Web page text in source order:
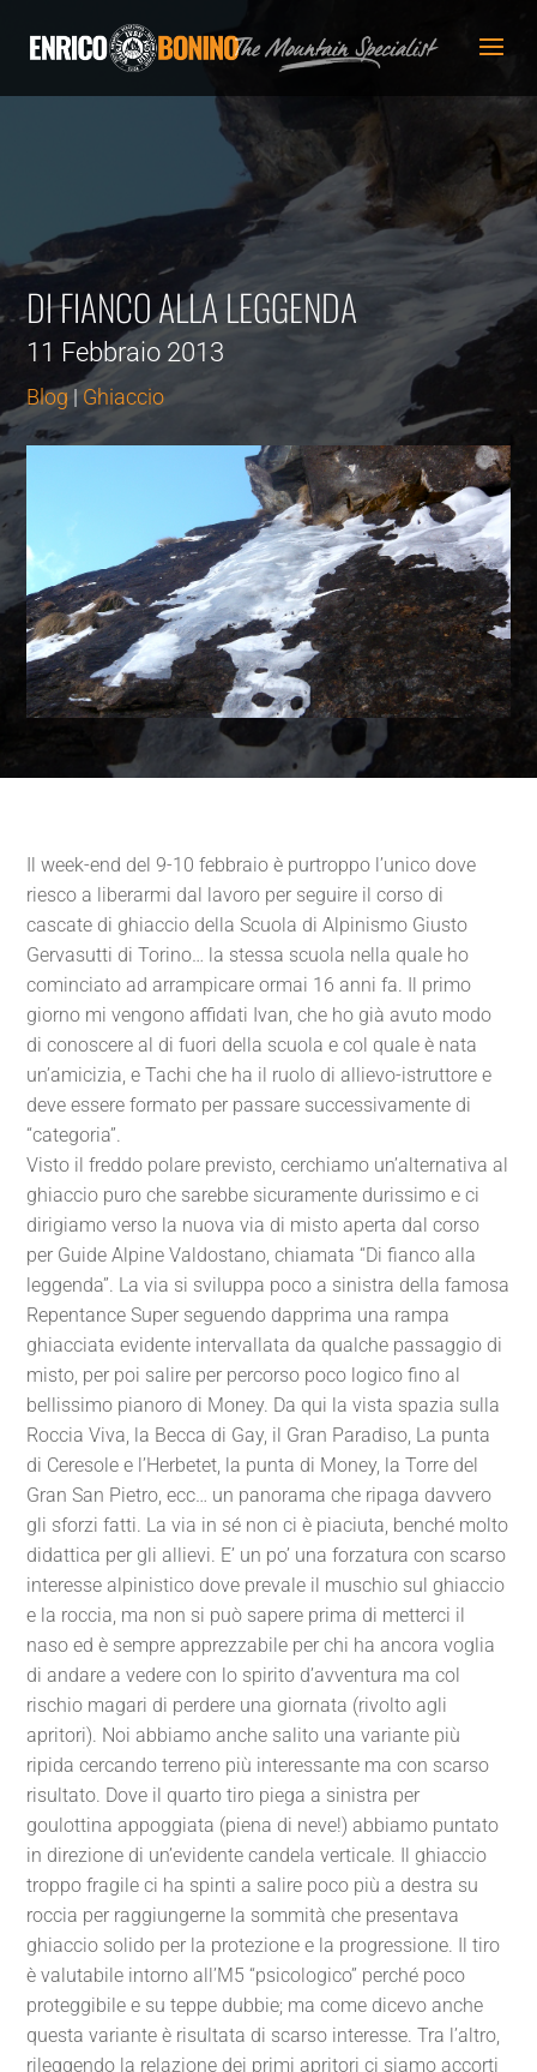
DI FIANCO ALLA LEGGENDA
11 Febbraio 2013
Blog |Ghiaccio
Il week-end del 9-10 febbraio è purtroppo l’unico dove
riesco a liberarmi dal lavoro per seguire il corso di
cascate di ghiaccio della Scuola di Alpinismo Giusto
Gervasutti di Torino… la stessa scuola nella quale ho
cominciato ad arrampicare ormai 16 anni fa. Il primo
giorno mi vengono affidati Ivan, che ho già avuto modo
di conoscere al di fuori della scuola e col quale è nata
un’amicizia, e Tachi che ha il ruolo di allievo-istruttore e
deve essere formato per passare successivamente di
“categoria”.
Visto il freddo polare previsto, cerchiamo un’alternativa al
ghiaccio puro che sarebbe sicuramente durissimo e ci
dirigiamo verso la nuova via di misto aperta dal corso
per Guide Alpine Valdostano, chiamata “Di fianco alla
leggenda”. La via si sviluppa poco a sinistra della famosa
Repentance Super seguendo dapprima una rampa
ghiacciata evidente intervallata da qualche passaggio di
misto, per poi salire per percorso poco logico fino al
bellissimo pianoro di Money. Da qui la vista spazia sulla
Roccia Viva, la Becca di Gay, il Gran Paradiso, La punta
di Ceresole e l’Herbetet, la punta di Money, la Torre del
Gran San Pietro, ecc… un panorama che ripaga davvero
gli sforzi fatti. La via in sé non ci è piaciuta, benché molto
didattica per gli allievi. E’ un po’ una forzatura con scarso
interesse alpinistico dove prevale il muschio sul ghiaccio
e la roccia, ma non si può sapere prima di metterci il
naso ed è sempre apprezzabile per chi ha ancora voglia
di andare a vedere con lo spirito d’avventura ma col
rischio magari di perdere una giornata (rivolto agli
apritori). Noi abbiamo anche salito una variante più
ripida cercando terreno più interessante ma con scarso
risultato. Dove il quarto tiro piega a sinistra per
goulottina appoggiata (piena di neve!) abbiamo puntato
in direzione di un’evidente candela verticale. Il ghiaccio
troppo fragile ci ha spinti a salire poco più a destra su
roccia per raggiungerne la sommità che presentava
ghiaccio solido per la protezione e la progressione. Il tiro
è valutabile intorno all’M5 “psicologico” perché poco
proteggibile e su teppe dubbie; ma come dicevo anche
questa variante è risultata di scarso interesse. Tra l’altro,
rileggendo la relazione dei primi apritori ci siamo accorti